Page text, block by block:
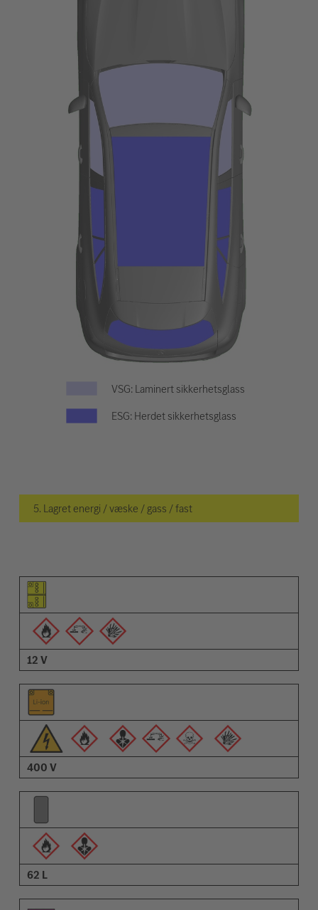
VSG: Laminert sikkerhetsglass
ESG: Herdet sikkerhetsglass
5. Lagret energi / væske / gass / fast
Piktogram for elementet
Piktogrammer for advarsler
Beskrivelse
12 V
400 V
62 L